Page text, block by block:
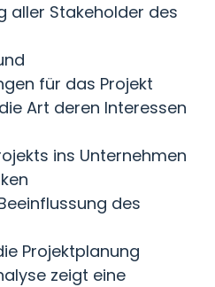
aller Stakeholder des
für das Projekt
Art deren Interessen
ins Unternehmen
des
Projektplanung
zeigt eine